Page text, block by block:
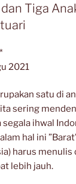
Tiga
2021
satu di
sering
ihwal
hal ini
harus
lebih jauh.